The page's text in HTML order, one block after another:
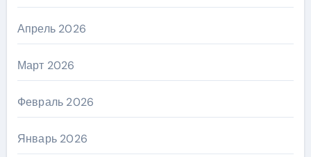
Апрель 2026
Март 2026
Февраль 2026
Январь 2026